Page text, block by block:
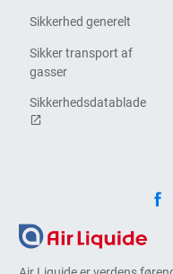
Sikkerhed generelt
Sikker transport af
gasser
Sikkerhedsdatablade